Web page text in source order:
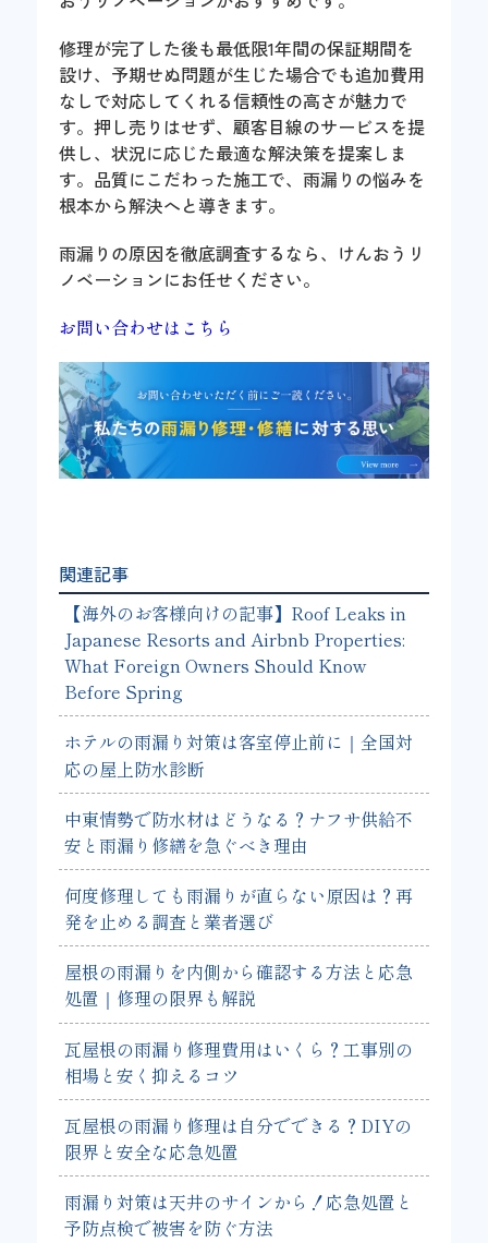
修理が完了した後も最低限1年間の保証期間を
設け、予期せぬ問題が生じた場合でも追加費用
なしで対応してくれる信頼性の高さが魅力で
す。押し売りはせず、顧客目線のサービスを提
供し、状況に応じた最適な解決策を提案しま
す。品質にこだわった施工で、雨漏りの悩みを
根本から解決へと導きます。
雨漏りの原因を徹底調査するなら、けんおうリ
ノベーションにお任せください。
お問い合わせはこちら
関連記事
【海外のお客様向けの記事】Roof Leaks in
Japanese Resorts and Airbnb Properties:
What Foreign Owners Should Know
Before Spring
ホテルの雨漏り対策は客室停止前に｜全国対
応の屋上防水診断
中東情勢で防水材はどうなる？ナフサ供給不
安と雨漏り修繕を急ぐべき理由
何度修理しても雨漏りが直らない原因は？再
発を止める調査と業者選び
屋根の雨漏りを内側から確認する方法と応急
処置｜修理の限界も解説
瓦屋根の雨漏り修理費用はいくら？工事別の
相場と安く抑えるコツ
瓦屋根の雨漏り修理は自分でできる？DIYの
限界と安全な応急処置
雨漏り対策は天井のサインから！応急処置と
予防点検で被害を防ぐ方法